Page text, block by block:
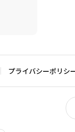
プライバシーポリシ